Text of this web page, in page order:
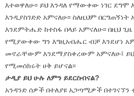
እተወዋለሁ፡፡ ይህ እንዳለ የማውቀው ነገር ደግሞ
እንዲያስገድድ አምናለሁ፡፡ ስለዚህም
እንደምትሔድ ከተስፋ በላይ አምናለሁ፡፡ በዚህ
የሚያውቀው ግን እግዚአብሔር ብቻ እንደሆነ
መኖራቸውም እንደማያስቀረውም አምናለሁ፤
የሚመሰክሩት ሀቅ ይሆናል፡፡
ታዲያ ይህ ሁሉ ለምን ይደርስብናል?
አንዳንድ ሰዎች በተለያዩ አጋጣሚዎች